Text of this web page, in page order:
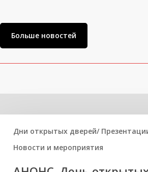
Больше новостей
Дни открытых дверей/
Новости и мероприятия